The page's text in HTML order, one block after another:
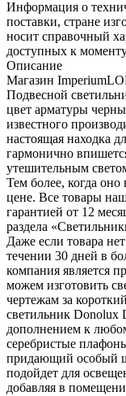
Информация о
поставки, стране
носит справочный
доступных к
Описание
Магазин
Подвесной
цвет арматуры
известного
настоящая находка
гармонично
утешительным
Тем более, когда
цене. Все товары
гарантией от 12
раздела
Даже если товара
течении 30 дней в
компания является
можем изготовить
чертежам за
светильник Donolux
дополнением к
серебристые
придающий особый
подойдет для
добавляя в